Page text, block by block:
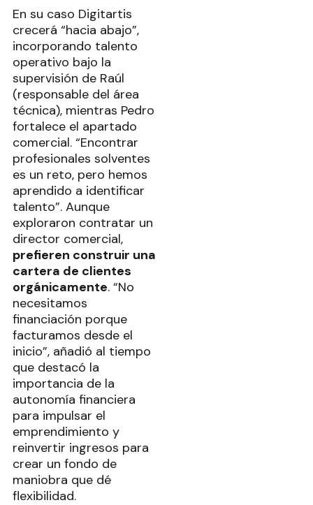
En su caso Digitartis
crecerá “hacia abajo”,
incorporando talento
operativo bajo la
supervisión de Raúl
(responsable del área
técnica), mientras Pedro
fortalece el apartado
comercial. “Encontrar
profesionales solventes
es un reto, pero hemos
aprendido a identificar
talento”. Aunque
exploraron contratar un
director comercial,
prefieren construir una
cartera de clientes
orgánicamente. “No
necesitamos
financiación porque
facturamos desde el
inicio”, añadió al tiempo
que destacó la
importancia de la
autonomía financiera
para impulsar el
emprendimiento y
reinvertir ingresos para
crear un fondo de
maniobra que dé
flexibilidad.